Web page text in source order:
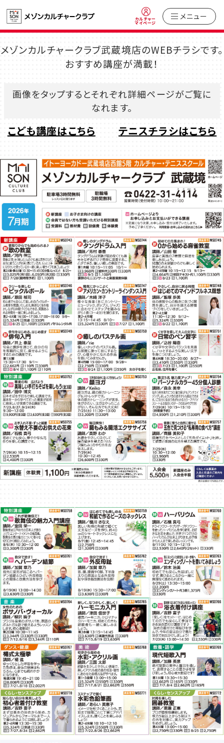
カルチャー
マイページ
メニュー
メゾンカルチャークラブ武蔵境店のWEBチラシです。
おすすめ講座が満載！
画像をタップするとそれぞれ詳細ページがご覧に
なれます。
こども講座はこちら テニスチラシはこちら